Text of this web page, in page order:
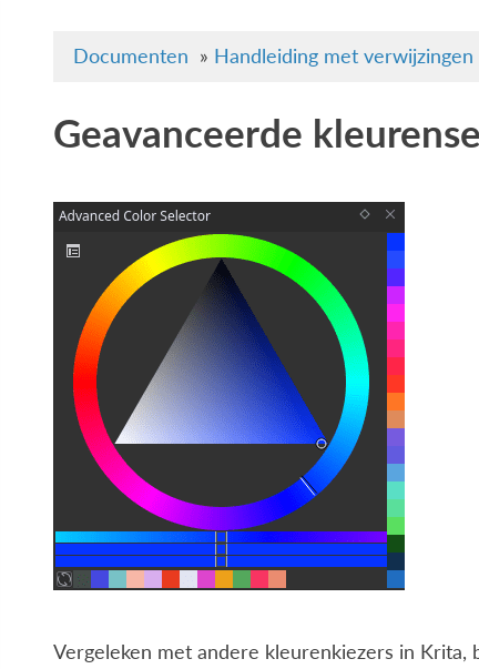
Documenten » Handleiding met verwijzingen
Geavanceerde
Vergeleken met andere kleurenkiezers in